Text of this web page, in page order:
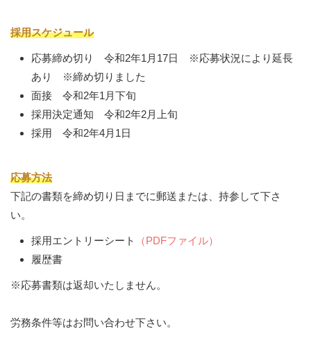
採用スケジュール
応募締め切り 令和2年1月17日 ※応募状況により延長
あり ※締め切りました
面接 令和2年1月下旬
採用決定通知 令和2年2月上旬
採用 令和2年4月1日
応募方法
下記の書類を締め切り日までに郵送または、持参して下さ
い。
採用エントリーシート
（PDFファイル）
履歴書
※応募書類は返却いたしません。
労務条件等はお問い合わせ下さい。